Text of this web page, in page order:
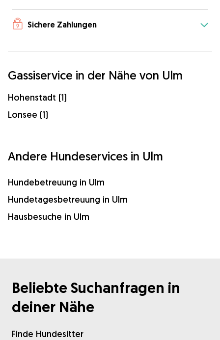
Sichere Zahlungen
Gassiservice in der Nähe von Ulm
Hohenstadt (1)
Lonsee (1)
Andere Hundeservices in Ulm
Hundebetreuung in Ulm
Hundetagesbetreuung in Ulm
Hausbesuche in Ulm
Beliebte Suchanfragen in
deiner Nähe
Finde Hundesitter